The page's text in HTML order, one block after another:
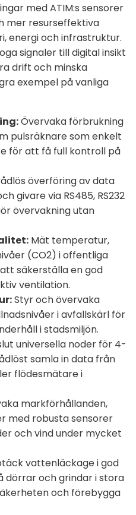
med ATIM:s sensorer
mer resurseffektiva
energi och infrastruktur.
signaler till digital insikt
drift och minska
exempel på vanliga
Övervaka förbrukning
pulsräknare som enkelt
för att få full kontroll på
överföring av data
givare via RS485, RS232
övervakning utan
Mät temperatur,
(CO2) i offentliga
säkerställa en god
ventilation.
Styr och övervaka
i avfallskärl för
i stadsmiljön.
universella noder för 4-
samla in data från
flödesmätare i
markförhållanden,
med robusta sensorer
och vind under mycket
vattenläckage i god
dörrar och grindar i stora
och förebygga